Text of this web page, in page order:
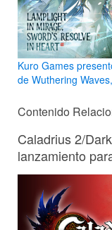
Kuro Games
de Wuthering
Contenido
Caladrius 2/
lanzamiento